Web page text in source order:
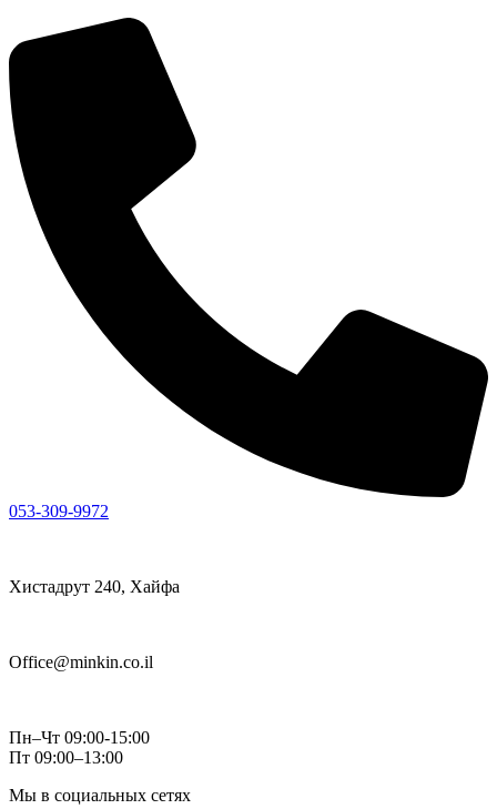
053-309-9972
Хистадрут 240, Хайфа
Office@minkin.co.il
Пн–Чт 09:00-15:00
Пт 09:00–13:00
Мы в социальных сетях